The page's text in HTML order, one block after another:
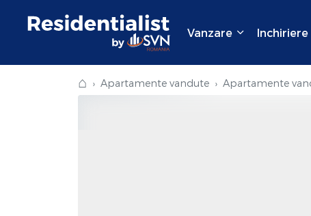
Vanzare Inchiriere
⌂ Apartamente vandute Apartamente